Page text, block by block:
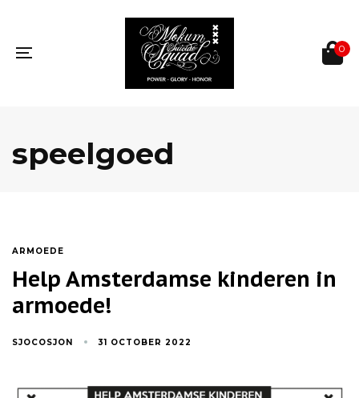
navigation
0
Toggle
speelgoed
TAGS
ARMOEDE
Help Amsterdamse kinderen in
armoede!
SJOCOSJON 31 OCTOBER 2022